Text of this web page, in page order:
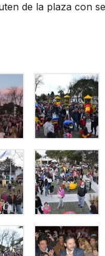
de la plaza con